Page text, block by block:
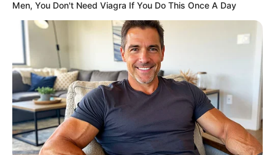
Men, You Don't Need Viagra If You Do This Once A Day